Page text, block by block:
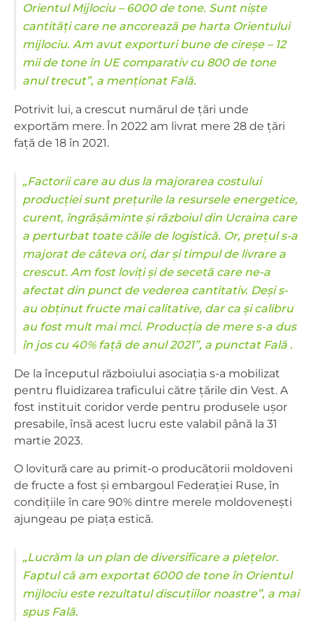
Orientul Mijlociu – 6000 de tone. Sunt niște
cantități care ne ancorează pe harta Orientului
mijlociu. Am avut exporturi bune de cireșe – 12
mii de tone în UE comparativ cu 800 de tone
anul trecut”, a menționat Fală.
Potrivit lui, a crescut numărul de țări unde
exportăm mere. În 2022 am livrat mere 28 de țări
față de 18 în 2021.
„Factorii care au dus la majorarea costului
producției sunt prețurile la resursele energetice,
curent, îngrășăminte și războiul din Ucraina care
a perturbat toate căile de logistică. Or, prețul s-a
majorat de câteva ori, dar și timpul de livrare a
crescut. Am fost loviți și de secetă care ne-a
afectat din punct de vederea cantitativ. Deși s-
au obținut fructe mai calitative, dar ca și calibru
au fost mult mai mci. Producția de mere s-a dus
în jos cu 40% față de anul 2021”, a punctat Fală .
De la începutul războiului asociația s-a mobilizat
pentru fluidizarea traficului către țările din Vest. A
fost instituit coridor verde pentru produsele ușor
presabile, însă acest lucru este valabil până la 31
martie 2023.
O lovitură care au primit-o producătorii moldoveni
de fructe a fost și embargoul Federației Ruse, în
condițiile în care 90% dintre merele moldovenești
ajungeau pe piața estică.
„Lucrăm la un plan de diversificare a piețelor.
Faptul că am exportat 6000 de tone în Orientul
mijlociu este rezultatul discuțiilor noastre”, a mai
spus Fală.